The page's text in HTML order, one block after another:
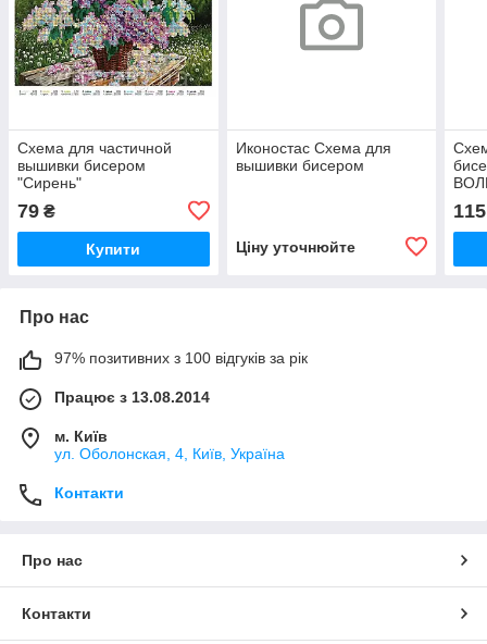
Схема для частичной
вышивки бисером
"Сирень"
79 ₴
Купити
Иконостас Схема для
вышивки бисером
Ціну уточнюйте
115
Про нас
97% позитивних з 100 відгуків за рік
Працює з 13.08.2014
м. Київ
ул. Оболонская, 4, Київ, Україна
Контакти
Про нас
Контакти